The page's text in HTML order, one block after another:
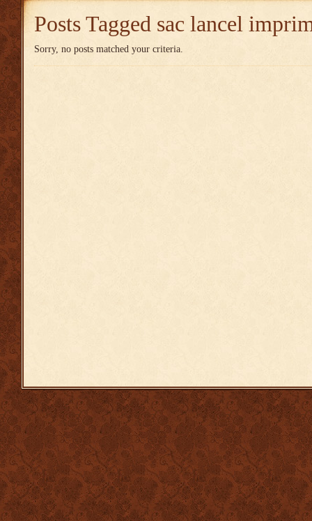
Posts Tagged sac lancel
Sorry, no posts matched your criteria.